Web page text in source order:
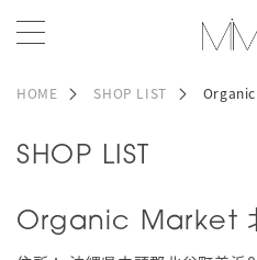
HOME SHOP LIST
SHOP LIST
Organic Market